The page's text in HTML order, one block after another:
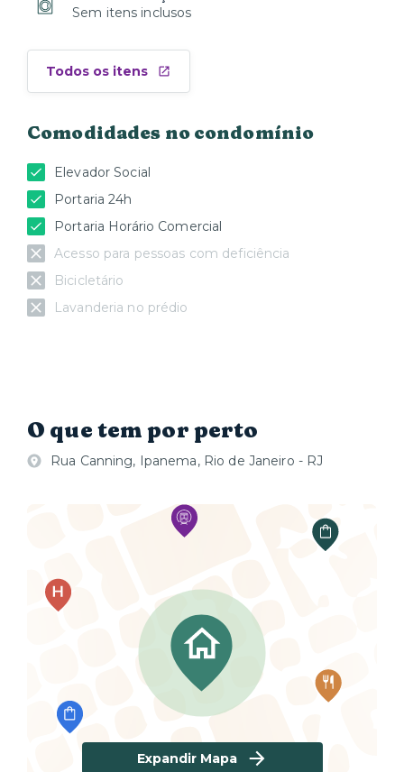
Sem itens inclusos
Todos os itens
Comodidades no condomínio
Elevador Social
Portaria 24h
Portaria Horário Comercial
Acesso para pessoas com deficiência
Bicicletário
Lavanderia no prédio
O que tem por perto
Rua Canning, Ipanema, Rio de Janeiro - RJ
Expandir Mapa